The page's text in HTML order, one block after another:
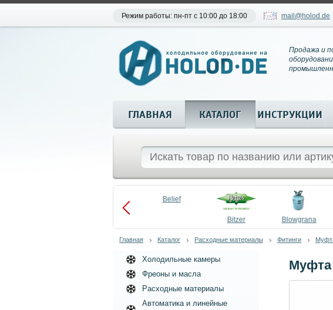
Режим работы: пн-пт с 10:00 до 18:00 mail@holod.de
Продажа и
ГЛАВНАЯ КАТАЛОГ ИНСТРУКЦИИ
Belief
Bitzer Blowgrana
Главная Каталог Расходные материалы Фитинги
Муфта
Холодильные камеры
Фреоны и масла
Расходные материалы
Автоматика и линейные